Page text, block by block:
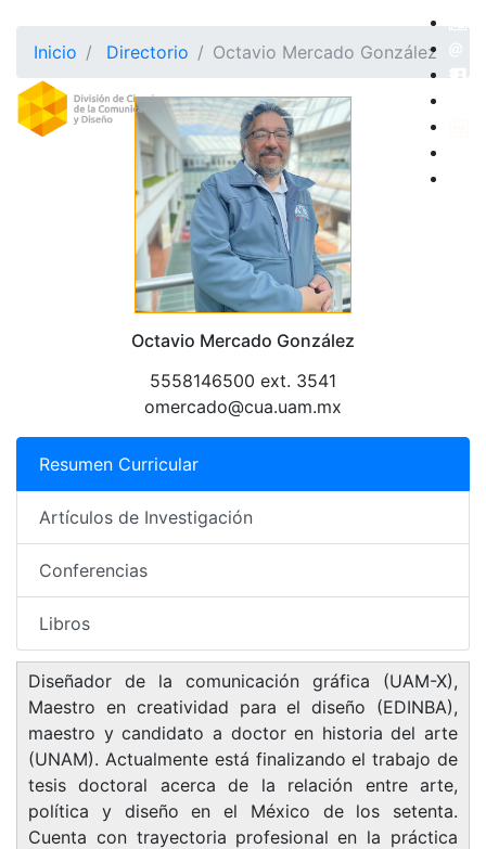
Inicio Directorio Octavio Mercado González
Octavio Mercado González
5558146500 ext. 3541
omercado@cua.uam.mx
Resumen Curricular
Artículos de Investigación
Conferencias
Libros
Diseñador de la comunicación gráfica (UAM-X),
Maestro en creatividad para el diseño (EDINBA),
maestro y candidato a doctor en historia del arte
(UNAM). Actualmente está finalizando el trabajo de
tesis doctoral acerca de la relación entre arte,
política y diseño en el México de los setenta.
Cuenta con trayectoria profesional en la práctica